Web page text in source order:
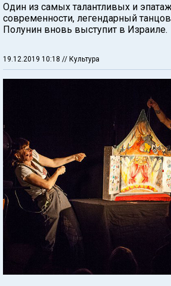
Один из самых талантливых и
современности, легендарный
Полунин вновь выступит в Израиле.
19.12.2019 10:18 // Культура